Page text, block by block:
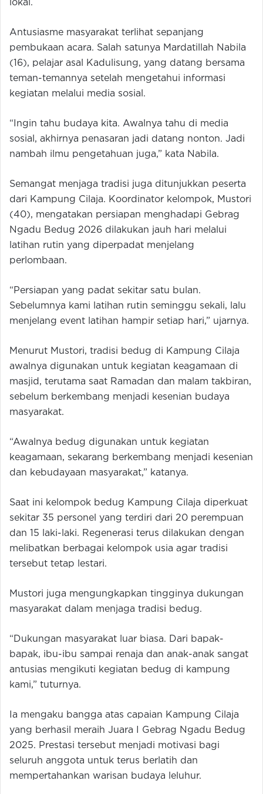
lokal.
Antusiasme masyarakat terlihat sepanjang
pembukaan acara. Salah satunya Mardatillah Nabila
(16), pelajar asal Kadulisung, yang datang bersama
teman-temannya setelah mengetahui informasi
kegiatan melalui media sosial.
“Ingin tahu budaya kita. Awalnya tahu di media
sosial, akhirnya penasaran jadi datang nonton. Jadi
nambah ilmu pengetahuan juga,” kata Nabila.
Semangat menjaga tradisi juga ditunjukkan peserta
dari Kampung Cilaja. Koordinator kelompok, Mustori
(40), mengatakan persiapan menghadapi Gebrag
Ngadu Bedug 2026 dilakukan jauh hari melalui
latihan rutin yang diperpadat menjelang
perlombaan.
“Persiapan yang padat sekitar satu bulan.
Sebelumnya kami latihan rutin seminggu sekali, lalu
menjelang event latihan hampir setiap hari,” ujarnya.
Menurut Mustori, tradisi bedug di Kampung Cilaja
awalnya digunakan untuk kegiatan keagamaan di
masjid, terutama saat Ramadan dan malam takbiran,
sebelum berkembang menjadi kesenian budaya
masyarakat.
“Awalnya bedug digunakan untuk kegiatan
keagamaan, sekarang berkembang menjadi kesenian
dan kebudayaan masyarakat,” katanya.
Saat ini kelompok bedug Kampung Cilaja diperkuat
sekitar 35 personel yang terdiri dari 20 perempuan
dan 15 laki-laki. Regenerasi terus dilakukan dengan
melibatkan berbagai kelompok usia agar tradisi
tersebut tetap lestari.
Mustori juga mengungkapkan tingginya dukungan
masyarakat dalam menjaga tradisi bedug.
“Dukungan masyarakat luar biasa. Dari bapak-
bapak, ibu-ibu sampai renaja dan anak-anak sangat
antusias mengikuti kegiatan bedug di kampung
kami,” tuturnya.
Ia mengaku bangga atas capaian Kampung Cilaja
yang berhasil meraih Juara I Gebrag Ngadu Bedug
2025. Prestasi tersebut menjadi motivasi bagi
seluruh anggota untuk terus berlatih dan
mempertahankan warisan budaya leluhur.